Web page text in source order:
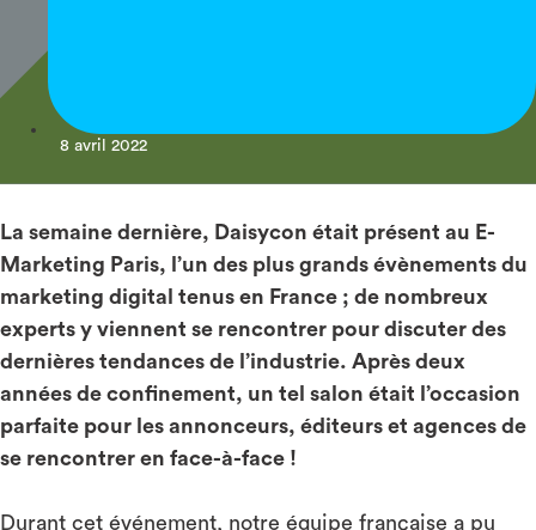
8 avril 2022
La semaine dernière, Daisycon était présent au E-
Marketing Paris, l’un des plus grands évènements du
marketing digital tenus en France ; de nombreux
experts y viennent se rencontrer pour discuter des
dernières tendances de l’industrie. Après deux
années de confinement, un tel salon était l’occasion
parfaite pour les annonceurs, éditeurs et agences de
se rencontrer en face-à-face !
Durant cet événement, notre équipe française a pu